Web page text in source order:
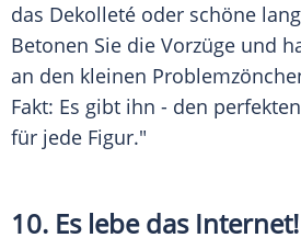
das Dekolleté oder schöne
Betonen Sie die Vorzüge und
an den kleinen
Fakt: Es gibt ihn - den
für jede Figur."
10. Es lebe das Internet!